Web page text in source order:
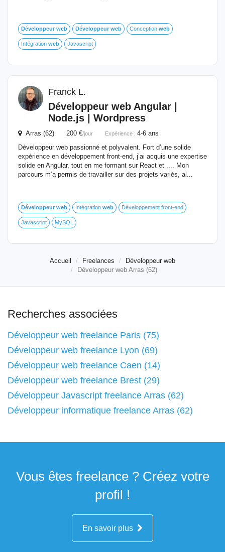
Développeur web Développeur web Conception web
Intégration web Javascript
Franck L.
Développeur web Angular |
Node.js | Wordpress
Arras (62) 200 €/jour Expérience : 4-6 ans
Développeur web passionné et polyvalent. Fort d’une solide
expérience en développement front-end, j’ai acquis une expertise
solide en Angular, tout en me formant sur React et .... Mon
parcours m’a permis de travailler sur des projets variés, al...
Développeur web Intégration web Développement front-end
Javascript MySQL
Accueil Freelances
Développeur web
Développeur web Arras (62)
Recherches associées
Développeur web freelance Paris (75)
Développeur web freelance Lyon (69)
Développeur web freelance Caen (14)
Développeur web freelance Brest (29)
Développeur Javascript freelance Arras (62)
Développeur informatique freelance Arras (62)
Vous êtes freelance ? Créez votre
profil !
En savoir plus